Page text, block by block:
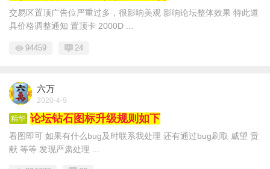
交易区置顶广告位严重过多，很影响美观 影响论坛整体效果 特此道
具价格调整通知 置顶卡 2000D ...
94459 24
六万
2020-4-9
精华 论坛钻石图标升级规则如下
看图即可 如果有什么bug及时联系我处理 还有通过bug刷取 威望 贡
献 等等 发现严肃处理 ...